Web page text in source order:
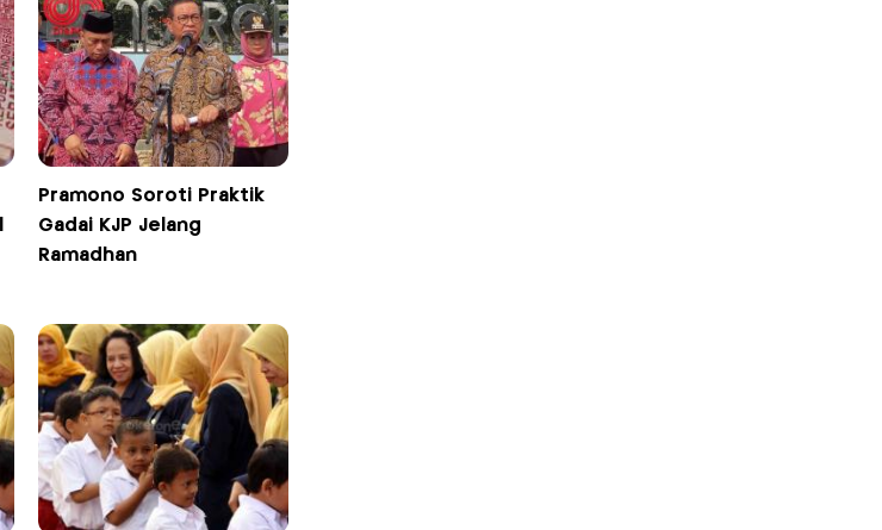
Pramono Soroti Praktik
Gadai KJP Jelang
Ramadhan